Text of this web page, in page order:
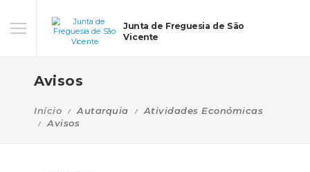
Junta de Freguesia de São
Vicente
Avisos
Início Autarquia
Atividades Económicas
Avisos